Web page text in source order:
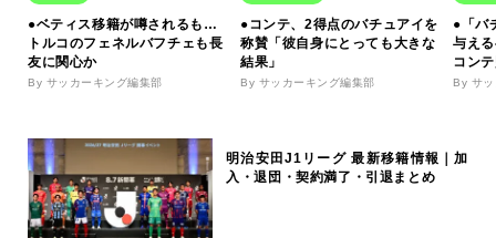
●ベティス移籍が噂されるも…
トルコのフェネルバフチェも長
友に関心か
By サッカーキング編集部
●コンテ、2得点のバチュアイを
称賛「彼自身にとっても大きな
結果」
By サッカーキング編集部
●「バ
与え
コン
By サ
明治安田J1リーグ 最新移籍情報｜加
入・退団・契約満了・引退まとめ